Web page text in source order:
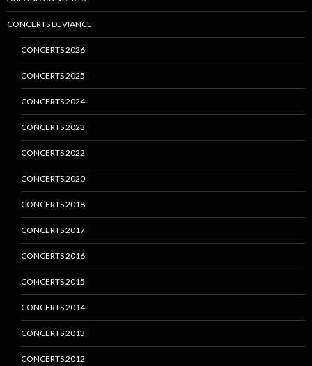
CONCERTS DEVIANCE
CONCERTS 2026
CONCERTS 2025
CONCERTS 2024
CONCERTS 2023
CONCERTS 2022
CONCERTS 2020
CONCERTS 2018
CONCERTS 2017
CONCERTS 2016
CONCERTS 2015
CONCERTS 2014
CONCERTS 2013
CONCERTS 2012